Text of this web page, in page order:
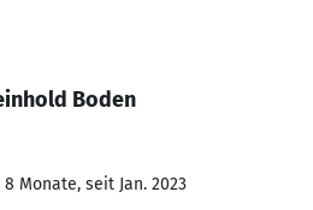
Boden
8 Monate, seit Jan. 2023